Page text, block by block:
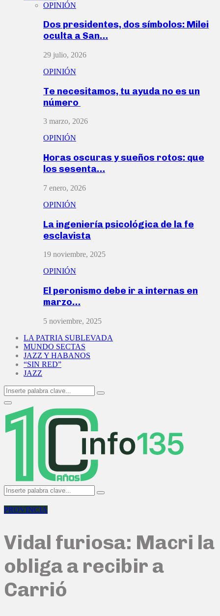
OPINIÓN
Dos presidentes, dos símbolos: Milei
oculta a San…
29 julio, 2026
OPINIÓN
Te necesitamos, tu ayuda no es un
número
3 marzo, 2026
OPINIÓN
Horas oscuras y sueños rotos: que
los sesenta…
7 enero, 2026
OPINIÓN
La ingeniería psicológica de la fe
esclavista
19 noviembre, 2025
OPINIÓN
El peronismo debe ir a internas en
marzo…
5 noviembre, 2025
LA PATRIA SUBLEVADA
MUNDO SECTAS
JAZZ Y HABANOS
“SIN RED”
JAZZ
Search
for:
Search
Primary
Menu
Search
for:
Search
PROVINCIA
Vidal furiosa: Macri la
obliga a recibir a
Carrió